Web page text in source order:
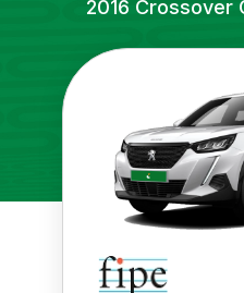
2016 Crossover